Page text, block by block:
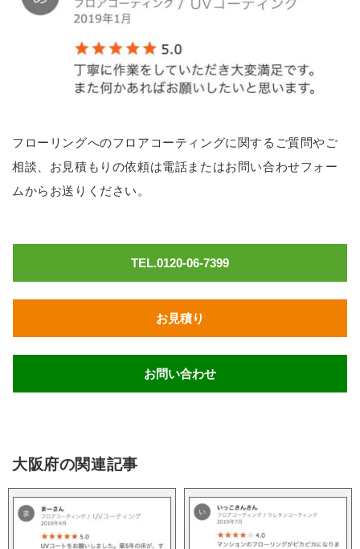
フローリングへのフロアコーティングに関するご質問やご
相談、お見積もりの依頼は電話またはお問い合わせフォー
ムからお送りください。
TEL.0120-06-7399
お見積り
お問い合わせ
大阪府の関連記事